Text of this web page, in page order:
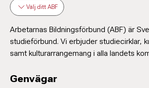
Välj ditt ABF
Arbetarnas Bildningsförbund (ABF) är
studieförbund. Vi erbjuder studiecirklar,
samt kulturarrangemang i alla landets
Genvägar